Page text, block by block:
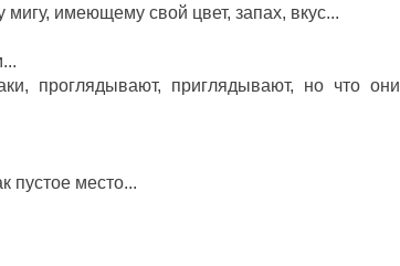
имеющему свой цвет, запах, вкус...
проглядывают, приглядывают, но что они
пустое место...